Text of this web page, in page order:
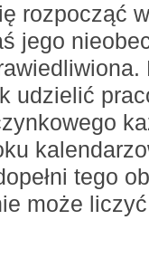
rozpocząć
jego
udzielić
tego
może